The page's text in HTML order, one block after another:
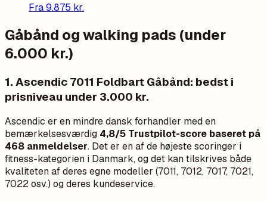
Fra9.875 kr.
Gåbånd og walking pads (under
6.000 kr.)
1. Ascendic 7011 Foldbart Gåbånd: bedst i
prisniveau under 3.000 kr.
Ascendic er en mindre dansk forhandler med en
bemærkelsesværdig 4,8/5 Trustpilot-score baseret på
468 anmeldelser. Det er en af de højeste scoringer i
fitness-kategorien i Danmark, og det kan tilskrives både
kvaliteten af deres egne modeller (7011, 7012, 7017, 7021,
7022 osv.) og deres kundeservice.